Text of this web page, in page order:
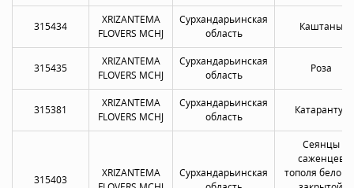
315434
XRIZANTEMA
FLOVERS MCHJ
Сурхандарьинская
область
Каштаны
315435
XRIZANTEMA
FLOVERS MCHJ
Сурхандарьинская
область
Роза
315381
XRIZANTEMA
FLOVERS MCHJ
Сурхандарьинская
область
Катарантус
315403
XRIZANTEMA
Сурхандарьинская
Сеянцы
саженцев
тополя белого